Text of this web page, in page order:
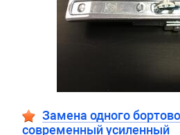
Замена одного
современный усиленный